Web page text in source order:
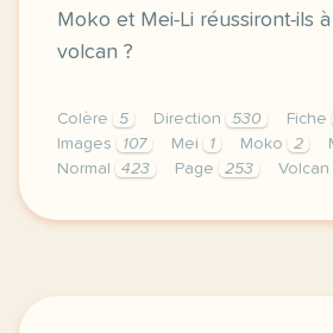
Moko et Mei-Li réussiront-ils
volcan ?
Colère 5 Direction 530 Fiche
Images
107 Mei 1 Moko 2
Normal
423 Page 253 Volcan
didomi host didomi